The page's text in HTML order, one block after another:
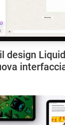
design